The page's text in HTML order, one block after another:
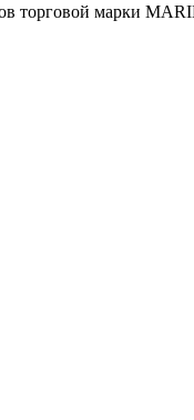
торговой марки